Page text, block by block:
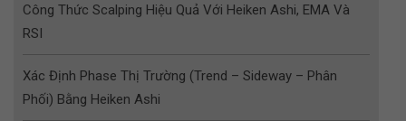
Công Thức Scalping Hiệu Quả Với Heiken Ashi, EMA Và
RSI
Xác Định Phase Thị Trường (Trend – Sideway – Phân
Phối) Bằng Heiken Ashi